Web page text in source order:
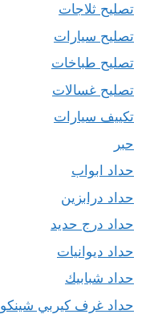
تصليح ثلاجات
تصليح سيارات
تصليح طباخات
تصليح غسالات
تكييف سيارات
حبر
حداد ابواب
حداد درابزين
حداد درج حديد
حداد ديوانيات
حداد شبابيك
حداد غرف كيربي شينكو